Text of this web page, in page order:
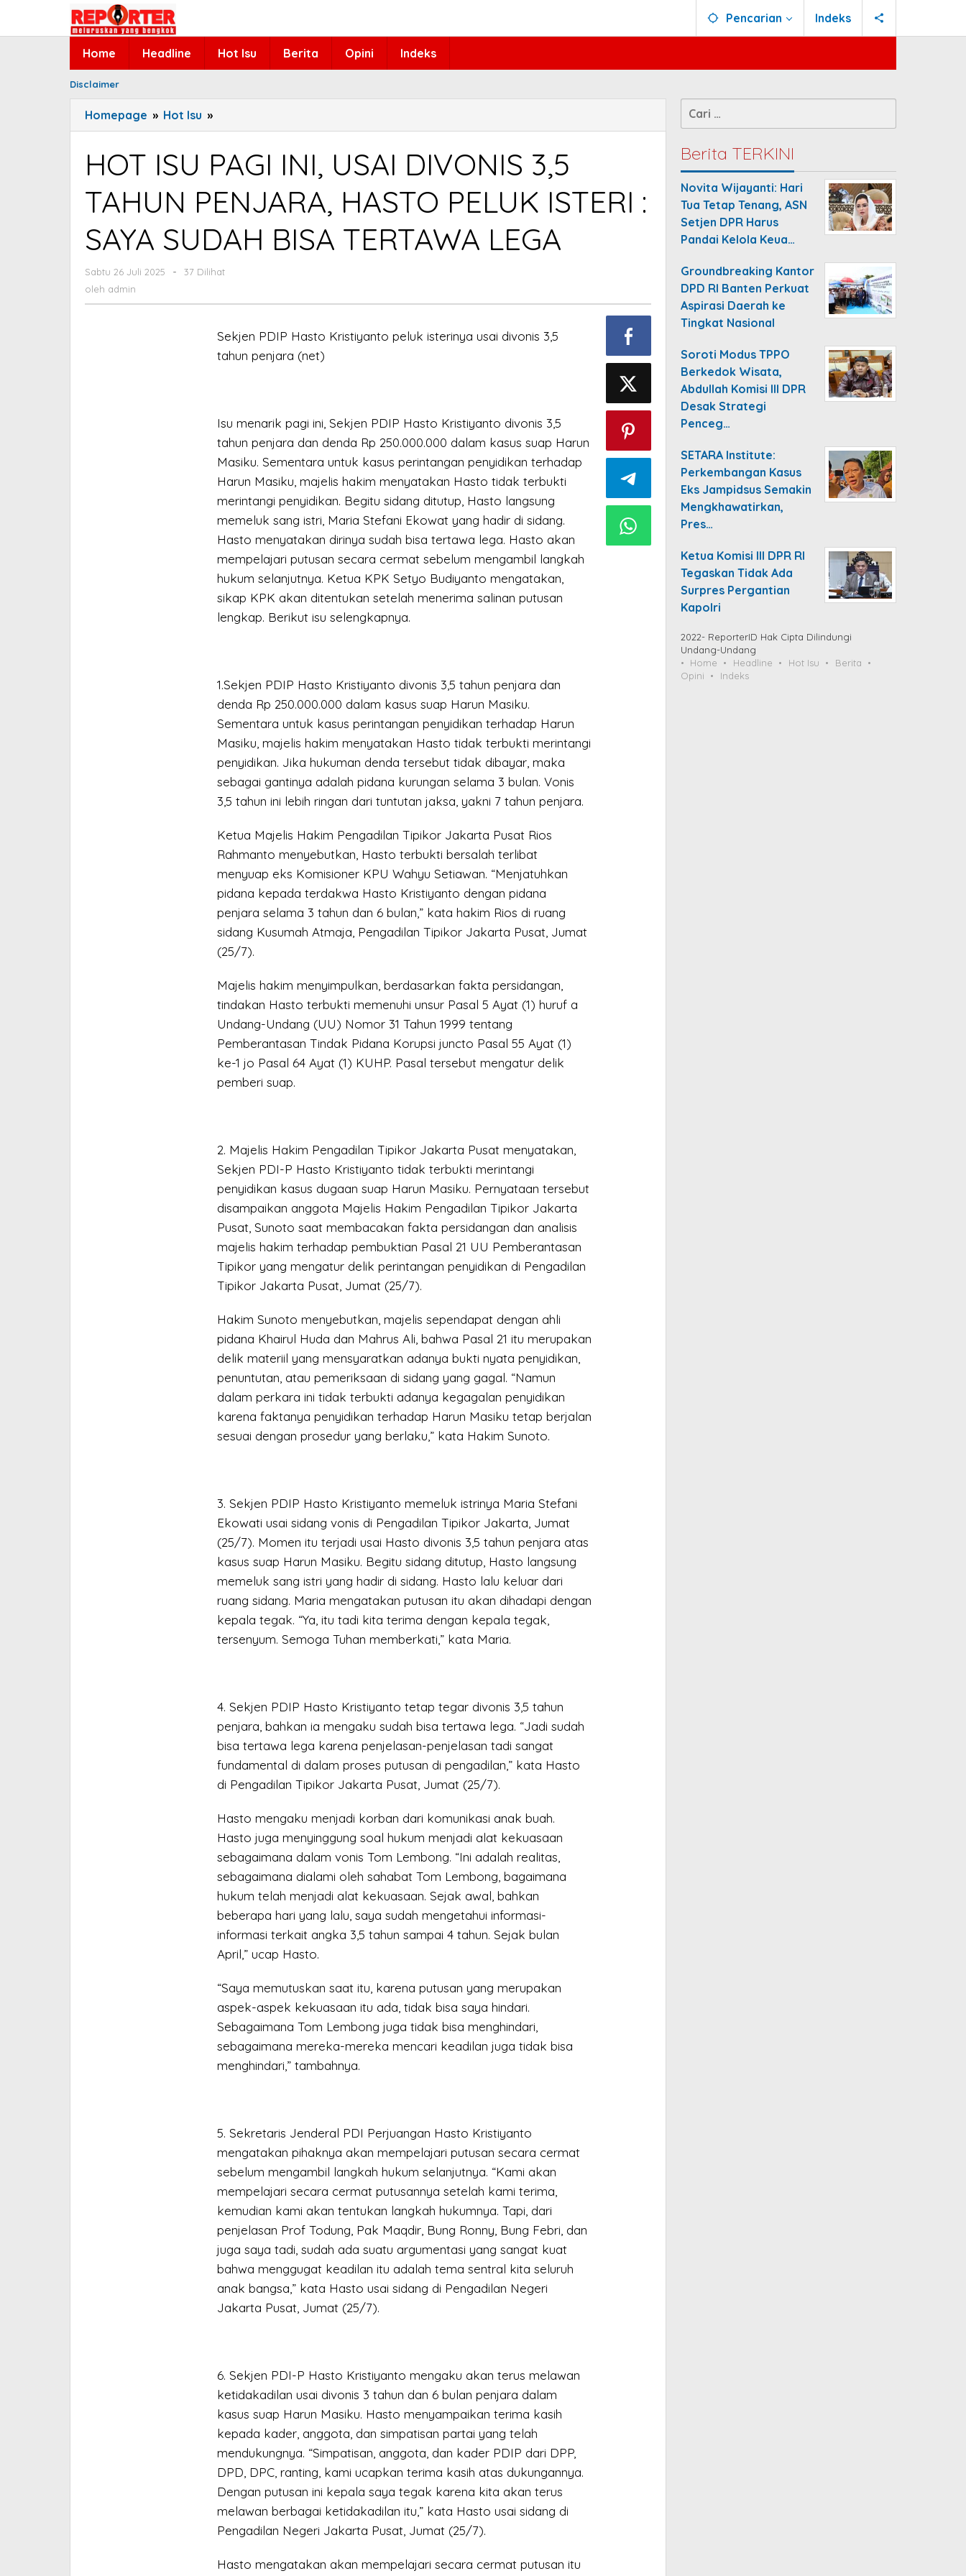
Pencarian Indeks
Home Headline Hot Isu Berita Opini Indeks
Disclaimer
Homepage » Hot Isu »
ISU
INI,
DIVONIS
TAHUN
PENJARA,
HASTO
ISTERI
SAYA
SUDAH
HOT ISU PAGI INI, USAI DIVONIS 3,5
TAHUN PENJARA, HASTO PELUK ISTERI :
SAYA SUDAH BISA TERTAWA LEGA
Sabtu 26 Juli 2025
oleh
-
37 Dilihat
oleh admin
Sekjen PDIP Hasto Kristiyanto peluk isterinya usai divonis 3,5
tahun penjara (net)
Isu menarik pagi ini, Sekjen PDIP Hasto Kristiyanto divonis 3,5
tahun penjara dan denda Rp 250.000.000 dalam kasus suap Harun
Masiku. Sementara untuk kasus perintangan penyidikan terhadap
Harun Masiku, majelis hakim menyatakan Hasto tidak terbukti
merintangi penyidikan. Begitu sidang ditutup, Hasto langsung
memeluk sang istri, Maria Stefani Ekowat yang hadir di sidang.
Hasto menyatakan dirinya sudah bisa tertawa lega. Hasto akan
mempelajari putusan secara cermat sebelum mengambil langkah
hukum selanjutnya. Ketua KPK Setyo Budiyanto mengatakan,
sikap KPK akan ditentukan setelah menerima salinan putusan
lengkap. Berikut isu selengkapnya.
1.Sekjen PDIP Hasto Kristiyanto divonis 3,5 tahun penjara dan
denda Rp 250.000.000 dalam kasus suap Harun Masiku.
Sementara untuk kasus perintangan penyidikan terhadap Harun
Masiku, majelis hakim menyatakan Hasto tidak terbukti merintangi
penyidikan. Jika hukuman denda tersebut tidak dibayar, maka
sebagai gantinya adalah pidana kurungan selama 3 bulan. Vonis
3,5 tahun ini lebih ringan dari tuntutan jaksa, yakni 7 tahun penjara.
Ketua Majelis Hakim Pengadilan Tipikor Jakarta Pusat Rios
Rahmanto menyebutkan, Hasto terbukti bersalah terlibat
menyuap eks Komisioner KPU Wahyu Setiawan. “Menjatuhkan
pidana kepada terdakwa Hasto Kristiyanto dengan pidana
penjara selama 3 tahun dan 6 bulan,” kata hakim Rios di ruang
sidang Kusumah Atmaja, Pengadilan Tipikor Jakarta Pusat, Jumat
(25/7).
Majelis hakim menyimpulkan, berdasarkan fakta persidangan,
tindakan Hasto terbukti memenuhi unsur Pasal 5 Ayat (1) huruf a
Undang-Undang (UU) Nomor 31 Tahun 1999 tentang
Pemberantasan Tindak Pidana Korupsi juncto Pasal 55 Ayat (1)
ke-1 jo Pasal 64 Ayat (1) KUHP. Pasal tersebut mengatur delik
pemberi suap.
2. Majelis Hakim Pengadilan Tipikor Jakarta Pusat menyatakan,
Sekjen PDI-P Hasto Kristiyanto tidak terbukti merintangi
penyidikan kasus dugaan suap Harun Masiku. Pernyataan tersebut
disampaikan anggota Majelis Hakim Pengadilan Tipikor Jakarta
Pusat, Sunoto saat membacakan fakta persidangan dan analisis
majelis hakim terhadap pembuktian Pasal 21 UU Pemberantasan
Tipikor yang mengatur delik perintangan penyidikan di Pengadilan
Tipikor Jakarta Pusat, Jumat (25/7).
Hakim Sunoto menyebutkan, majelis sependapat dengan ahli
pidana Khairul Huda dan Mahrus Ali, bahwa Pasal 21 itu merupakan
delik materiil yang mensyaratkan adanya bukti nyata penyidikan,
penuntutan, atau pemeriksaan di sidang yang gagal. “Namun
dalam perkara ini tidak terbukti adanya kegagalan penyidikan
karena faktanya penyidikan terhadap Harun Masiku tetap berjalan
sesuai dengan prosedur yang berlaku,” kata Hakim Sunoto.
3. Sekjen PDIP Hasto Kristiyanto memeluk istrinya Maria Stefani
Ekowati usai sidang vonis di Pengadilan Tipikor Jakarta, Jumat
(25/7). Momen itu terjadi usai Hasto divonis 3,5 tahun penjara atas
kasus suap Harun Masiku. Begitu sidang ditutup, Hasto langsung
memeluk sang istri yang hadir di sidang. Hasto lalu keluar dari
ruang sidang. Maria mengatakan putusan itu akan dihadapi dengan
kepala tegak. “Ya, itu tadi kita terima dengan kepala tegak,
tersenyum. Semoga Tuhan memberkati,” kata Maria.
4. Sekjen PDIP Hasto Kristiyanto tetap tegar divonis 3,5 tahun
penjara, bahkan ia mengaku sudah bisa tertawa lega. “Jadi sudah
bisa tertawa lega karena penjelasan-penjelasan tadi sangat
fundamental di dalam proses putusan di pengadilan,” kata Hasto
di Pengadilan Tipikor Jakarta Pusat, Jumat (25/7).
Hasto mengaku menjadi korban dari komunikasi anak buah.
Hasto juga menyinggung soal hukum menjadi alat kekuasaan
sebagaimana dalam vonis Tom Lembong. “Ini adalah realitas,
sebagaimana dialami oleh sahabat Tom Lembong, bagaimana
hukum telah menjadi alat kekuasaan. Sejak awal, bahkan
beberapa hari yang lalu, saya sudah mengetahui informasi-
informasi terkait angka 3,5 tahun sampai 4 tahun. Sejak bulan
April,” ucap Hasto.
“Saya memutuskan saat itu, karena putusan yang merupakan
aspek-aspek kekuasaan itu ada, tidak bisa saya hindari.
Sebagaimana Tom Lembong juga tidak bisa menghindari,
sebagaimana mereka-mereka mencari keadilan juga tidak bisa
menghindari,” tambahnya.
5. Sekretaris Jenderal PDI Perjuangan Hasto Kristiyanto
mengatakan pihaknya akan mempelajari putusan secara cermat
sebelum mengambil langkah hukum selanjutnya. “Kami akan
mempelajari secara cermat putusannya setelah kami terima,
kemudian kami akan tentukan langkah hukumnya. Tapi, dari
penjelasan Prof Todung, Pak Maqdir, Bung Ronny, Bung Febri, dan
juga saya tadi, sudah ada suatu argumentasi yang sangat kuat
bahwa menggugat keadilan itu adalah tema sentral kita seluruh
anak bangsa,” kata Hasto usai sidang di Pengadilan Negeri
Jakarta Pusat, Jumat (25/7).
6. Sekjen PDI-P Hasto Kristiyanto mengaku akan terus melawan
ketidakadilan usai divonis 3 tahun dan 6 bulan penjara dalam
kasus suap Harun Masiku. Hasto menyampaikan terima kasih
kepada kader, anggota, dan simpatisan partai yang telah
mendukungnya. “Simpatisan, anggota, dan kader PDIP dari DPP,
DPD, DPC, ranting, kami ucapkan terima kasih atas dukungannya.
Dengan putusan ini kepala saya tegak karena kita akan terus
melawan berbagai ketidakadilan itu,” kata Hasto usai sidang di
Pengadilan Negeri Jakarta Pusat, Jumat (25/7).
Hasto mengatakan akan mempelajari secara cermat putusan itu
Cari
untuk:
Berita TERKINI
Novita Wijayanti: Hari
Tua Tetap Tenang, ASN
Setjen DPR Harus
Pandai Kelola Keua…
Groundbreaking Kantor
DPD RI Banten Perkuat
Aspirasi Daerah ke
Tingkat Nasional
Soroti Modus TPPO
Berkedok Wisata,
Abdullah Komisi III DPR
Desak Strategi
Penceg…
SETARA Institute:
Perkembangan Kasus
Eks Jampidsus Semakin
Mengkhawatirkan,
Pres…
Ketua Komisi III DPR RI
Tegaskan Tidak Ada
Surpres Pergantian
Kapolri
2022- ReporterID Hak Cipta Dilindungi
Undang-Undang
Home
Headline Hot Isu
Berita
Opini
Indeks